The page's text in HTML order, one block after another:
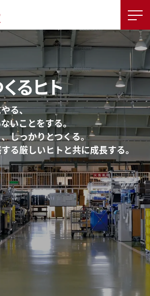
るヒト
る、
いことをする。
しっかりとつくる。
る厳しいヒトと共に成長する。